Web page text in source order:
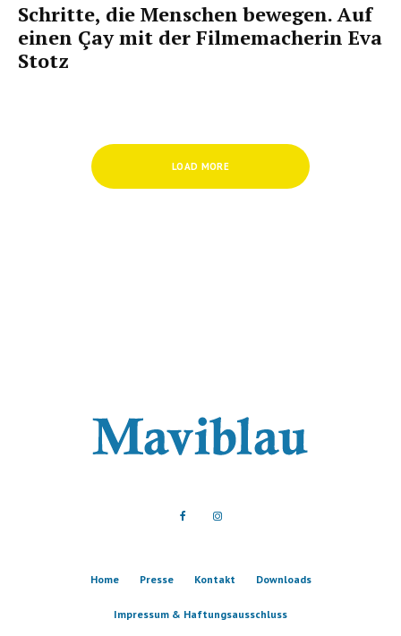
Schritte, die Menschen bewegen. Auf
einen Çay mit der Filmemacherin Eva
Stotz
LOAD MORE
Home Presse Kontakt Downloads
Impressum & Haftungsausschluss